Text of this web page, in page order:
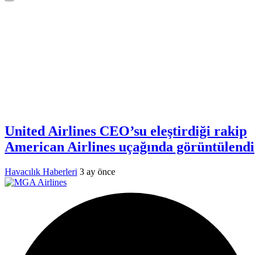
United Airlines CEO’su eleştirdiği rakip
American Airlines uçağında görüntülendi
Havacılık Haberleri 3 ay önce